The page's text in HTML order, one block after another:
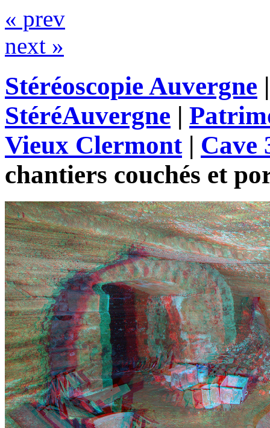
« prev
next »
Stéréoscopie Auvergne
StéréAuvergne |
Vieux Clermont| Cave
chantiers couchés et